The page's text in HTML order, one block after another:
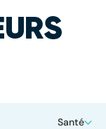
Santé